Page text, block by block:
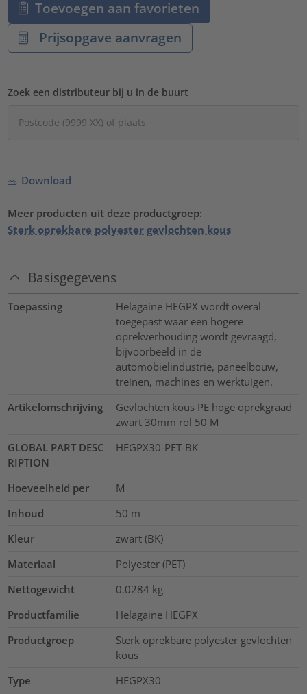
Toevoegen aan favorieten
Prijsopgave aanvragen
Zoek een distributeur bij u in de buurt
Download
Meer producten uit deze productgroep:
Sterk oprekbare polyester gevlochten kous
Basisgegevens
Toepassing
Helagaine HEGPX wordt overal
toegepast waar een hogere
oprekverhouding wordt gevraagd,
bijvoorbeeld in de
automobielindustrie, paneelbouw,
treinen, machines en werktuigen.
Artikelomschrijving
Gevlochten kous PE hoge oprekgraad
zwart 30mm rol 50 M
GLOBAL PART DESC
RIPTION
HEGPX30-PET-BK
Hoeveelheid per
M
Inhoud
50 m
Kleur
zwart (BK)
Materiaal
Polyester (PET)
Nettogewicht
0.0284 kg
Productfamilie
Helagaine HEGPX
Productgroep
Sterk oprekbare polyester gevlochten
kous
Type
HEGPX30